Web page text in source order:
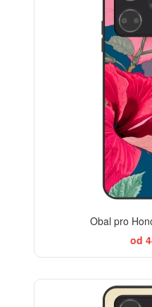
Obal pro
od